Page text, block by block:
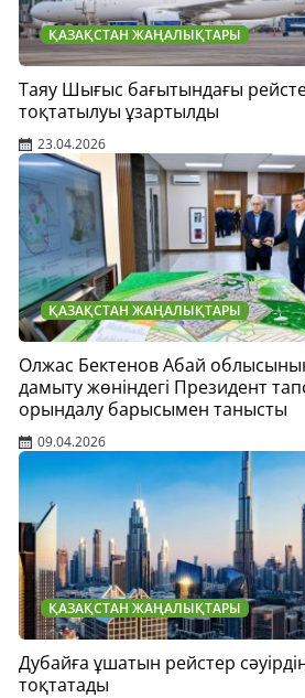
ҚАЗАҚСТАН ЖАҢАЛЫҚТАРЫ
Таяу Шығыс бағытындағы
тоқтатылуы ұзартылды
23.04.2026
ҚАЗАҚСТАН ЖАҢАЛЫҚТАРЫ
Олжас Бектенов Абай облысының
дамыту жөніндегі Президент
орындалу барысымен танысты
09.04.2026
ҚАЗАҚСТАН ЖАҢАЛЫҚТАРЫ
Дубайға ұшатын рейстер
тоқтатады